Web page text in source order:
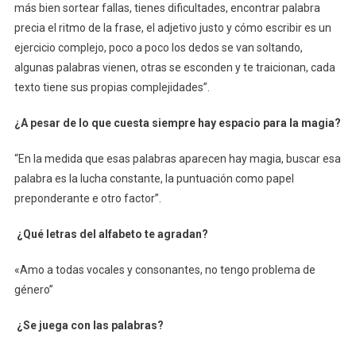
más bien sortear fallas, tienes dificultades, encontrar palabra
precia el ritmo de la frase, el adjetivo justo y cómo escribir es un
ejercicio complejo, poco a poco los dedos se van soltando,
algunas palabras vienen, otras se esconden y te traicionan, cada
texto tiene sus propias complejidades”.
¿A pesar de lo que cuesta siempre hay espacio para la magia?
“En la medida que esas palabras aparecen hay magia, buscar esa
palabra es la lucha constante, la puntuación como papel
preponderante e otro factor”.
¿Qué letras del alfabeto te agradan?
«Amo a todas vocales y consonantes, no tengo problema de
género”
¿Se juega con las palabras?